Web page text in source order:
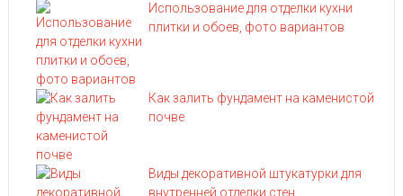
Использование для отделки кухни
плитки и обоев, фото вариантов
Как залить фундамент на каменистой
почве
Виды декоративной штукатурки для
внутренней отделки стен